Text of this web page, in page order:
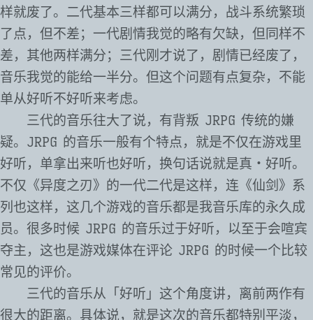
样就废了。二代基本三样都可以满分，战斗系统繁琐
了点，但不差；一代剧情我觉的略有欠缺，但同样不
差，其他两样满分；三代刚才说了，剧情已经废了，
音乐我觉的能给一半分。但这个问题有点复杂，不能
单从好听不好听来考虑。
三代的音乐往大了说，有背叛 JRPG 传统的嫌
疑。JRPG 的音乐一般有个特点，就是不仅在游戏里
好听，单拿出来听也好听，换句话说就是真・好听。
不仅《异度之刃》的一代二代是这样，连《仙剑》系
列也这样，这几个游戏的音乐都是我音乐库的永久成
员。很多时候 JRPG 的音乐过于好听，以至于会喧宾
夺主，这也是游戏媒体在评论 JRPG 的时候一个比较
常见的评价。
三代的音乐从「好听」这个角度讲，离前两作有
很大的距离。具体说，就是这次的音乐都特别平淡，